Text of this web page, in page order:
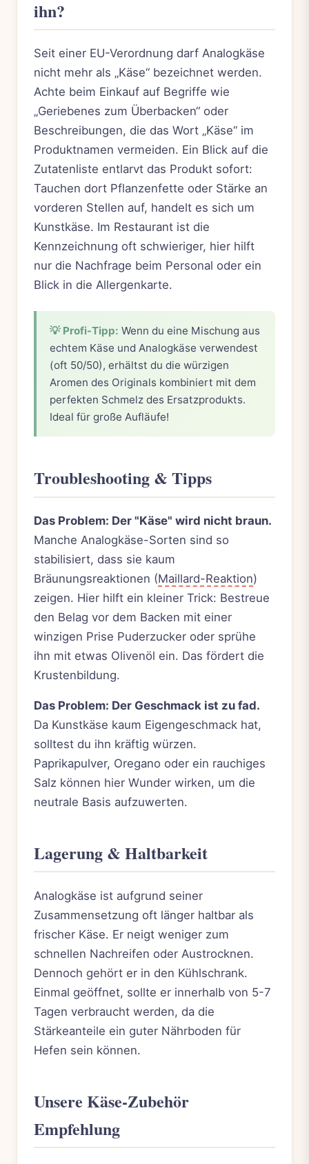
ihn?
Seit einer EU-Verordnung darf Analogkäse
nicht mehr als „Käse“ bezeichnet werden.
Achte beim Einkauf auf Begriffe wie
„Geriebenes zum Überbacken“ oder
Beschreibungen, die das Wort „Käse“ im
Produktnamen vermeiden. Ein Blick auf die
Zutatenliste entlarvt das Produkt sofort:
Tauchen dort Pflanzenfette oder Stärke an
vorderen Stellen auf, handelt es sich um
Kunstkäse. Im Restaurant ist die
Kennzeichnung oft schwieriger, hier hilft
nur die Nachfrage beim Personal oder ein
Blick in die Allergenkarte.
💡 Profi-Tipp: Wenn du eine Mischung aus
echtem Käse und Analogkäse verwendest
(oft 50/50), erhältst du die würzigen
Aromen des Originals kombiniert mit dem
perfekten Schmelz des Ersatzprodukts.
Ideal für große Aufläufe!
Troubleshooting & Tipps
Das Problem: Der "Käse" wird nicht braun.
Manche Analogkäse-Sorten sind so
stabilisiert, dass sie kaum
Bräunungsreaktionen (Maillard-Reaktion)
zeigen. Hier hilft ein kleiner Trick: Bestreue
den Belag vor dem Backen mit einer
winzigen Prise Puderzucker oder sprühe
ihn mit etwas Olivenöl ein. Das fördert die
Krustenbildung.
Das Problem: Der Geschmack ist zu fad.
Da Kunstkäse kaum Eigengeschmack hat,
solltest du ihn kräftig würzen.
Paprikapulver, Oregano oder ein rauchiges
Salz können hier Wunder wirken, um die
neutrale Basis aufzuwerten.
Lagerung & Haltbarkeit
Analogkäse ist aufgrund seiner
Zusammensetzung oft länger haltbar als
frischer Käse. Er neigt weniger zum
schnellen Nachreifen oder Austrocknen.
Dennoch gehört er in den Kühlschrank.
Einmal geöffnet, sollte er innerhalb von 5-7
Tagen verbraucht werden, da die
Stärkeanteile ein guter Nährboden für
Hefen sein können.
Unsere Käse-Zubehör
Empfehlung